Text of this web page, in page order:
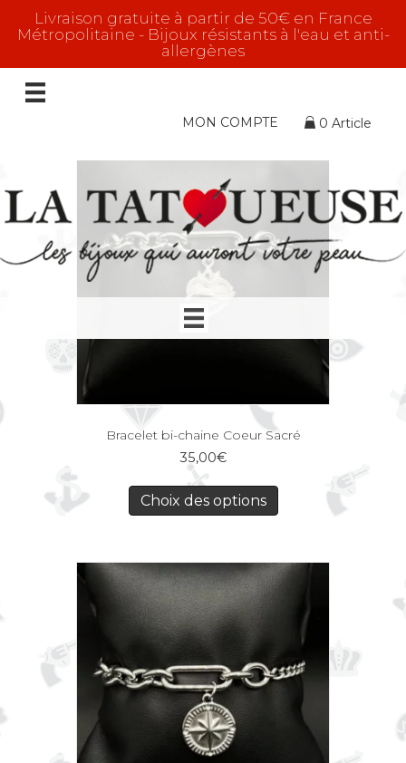
Livraison gratuite à partir de 50€ en France
Métropolitaine - Bijoux résistants à l'eau et anti-
allergènes
MON COMPTE 0 Article
Affichage de 1–16 sur 21 résultats
Bracelet bi-chaine Coeur Sacré
35,00€
Choix des options